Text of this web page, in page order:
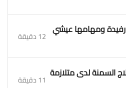
ومهامها عيشي 12 دقيقة
السمنة لدى متلازمة 11 دقيقة